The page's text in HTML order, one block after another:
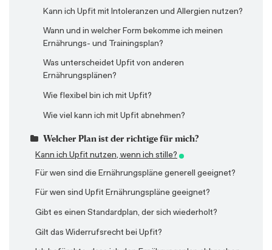
Gibt es Upfit auch als App für Apple und Android?
Habe ich auch nach Ablauf meines Vertrags Zugriff
auf meine Ernährungspläne?
Habe ich eine Auswahl an Gerichten?
Ich kann mich nicht einloggen – was soll ich tun?
Kann ich auch monatlich bezahlen?
Kann ich bestimmte Rezepte suchen?
Kann ich einzelne Lebensmittel ausschließen?
Kann ich mein Ziel wechseln?
Meine Änderungen wurden nicht gespeichert bzw.
werden mir nicht angezeigt
Muss ich meinen Upfit-Plan nach Ablauf der Zeit
Kann ich Upfit mit Intoleranzen und Allergien nutzen?
Wann und in welcher Form bekomme ich meinen
Ernährungs- und Trainingsplan?
Was unterscheidet Upfit von anderen
Ernährungsplänen?
Wie flexibel bin ich mit Upfit?
Wie viel kann ich mit Upfit abnehmen?
Welcher Plan ist der richtige für mich?
Abnehmen oder Körperdefinition?
Für wen sind Ernährungspläne zum Abnehmen
Für wen sind Ernährungspläne zur gesunden
Für wen sind die Ernährungspläne generell geeignet?
Für wen sind Upfit Ernährungspläne geeignet?
Gibt es einen Standardplan, der sich wiederholt?
Gilt das Widerrufsrecht bei Upfit?
Kann ich Upfit nutzen, wenn ich stille?